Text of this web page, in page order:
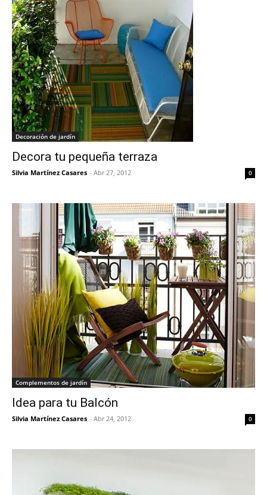
Decoración de jardín
Decora tu pequeña terraza
Silvia Martínez Casares - Abr 27, 2012 0
Complementos de jardín
Idea para tu Balcón
Silvia Martínez Casares - Abr 24, 2012 0